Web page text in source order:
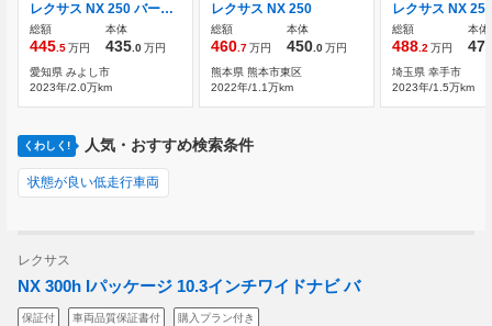
レクサス NX 250 バージョンL 赤本革シート モデリスタエアロ
総額
445.5万円
本体
435.0万円
愛知県 みよし市
2023年/2.0万km
レクサス NX 250
総額
460.7万円
本体
450.0万円
熊本県 熊本市東区
2022年/1.1万km
総額
488.2万円
本体
埼玉県 幸手市
2023年/1.5万km
くわしく! 人気・おすすめ検索条件
状態が良い低走行車両
レクサス
NX 300h Iパッケージ 10.3インチワイドナビ バ
保証付 車両品質保証書付 購入プラン付き